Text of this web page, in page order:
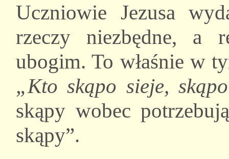
Uczniowie Jezusa
rzeczy niezbędne, a
ubogim. To właśnie w
„Kto skąpo sieje,
skąpy wobec
skąpy”.